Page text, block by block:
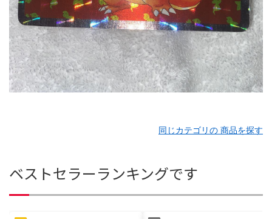
同じカテゴリの 商品を探す
ベストセラーランキングです